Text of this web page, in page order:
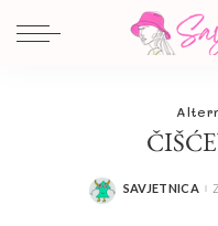
POSTED
SAVJETNICA